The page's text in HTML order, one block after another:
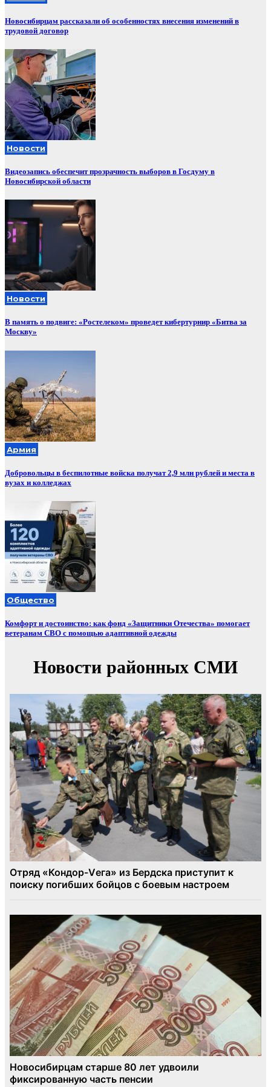
Новосибирцам рассказали об особенностях внесения изменений в
трудовой договор
Новости
Видеозапись обеспечит прозрачность выборов в Госдуму в
Новосибирской области
Новости
В память о подвиге: «Ростелеком» проведет кибертурнир «Битва за
Москву»
Армия
Добровольцы в беспилотные войска получат 2,9 млн рублей и места в
вузах и колледжах
Общество
Комфорт и достоинство: как фонд «Защитники Отечества» помогает
ветеранам СВО с помощью адаптивной одежды